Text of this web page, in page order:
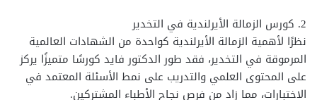
2. كورس الزمالة الأيرلندية في التخدير
نظرًا لأهمية الزمالة الأيرلندية كواحدة من الشهادات العالمية
المرموقة في التخدير، فقد طور الدكتور فايد كورسًا متميزًا يركز
على المحتوى العلمي والتدريب على نمط الأسئلة المعتمد في
الاختبارات، مما زاد من فرص نجاح الأطباء المشتركين.